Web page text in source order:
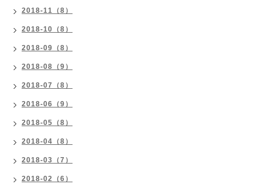
2018-11（8）
2018-10（8）
2018-09（8）
2018-08（9）
2018-07（8）
2018-06（9）
2018-05（8）
2018-04（8）
2018-03（7）
2018-02（6）